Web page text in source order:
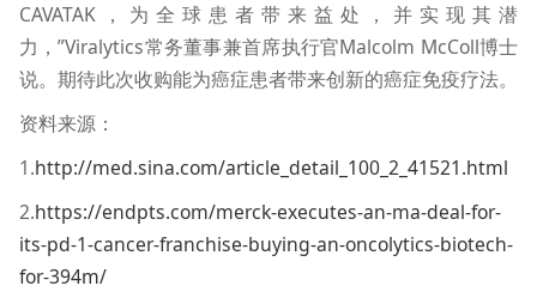
CAVATAK，为全球患者带来益处，并实现其潜
力，”Viralytics常务董事兼首席执行官Malcolm McColl博士
说。期待此次收购能为癌症患者带来创新的癌症免疫疗法。
资料来源：
1.http://med.sina.com/article_detail_100_2_41521.html
2.https://endpts.com/merck-executes-an-ma-deal-for-
its-pd-1-cancer-franchise-buying-an-oncolytics-biotech-
for-394m/